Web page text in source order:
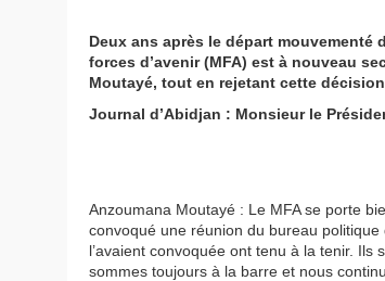
Deux ans après le départ
forces d’avenir (MFA) est à nouveau
Moutayé, tout en rejetant cette
Journal d’Abidjan : Monsieur le
Anzoumana Moutayé : Le MFA se porte
convoqué une réunion du bureau
l’avaient convoquée ont tenu à la tenir.
sommes toujours à la barre et nous